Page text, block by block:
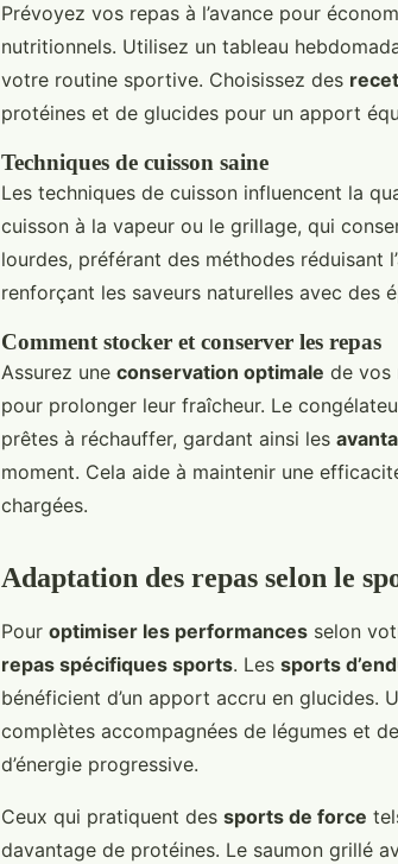
Prévoyez vos repas à l’avance pour
nutritionnels. Utilisez un tableau
votre routine sportive. Choisissez des
protéines et de glucides pour un apport
Techniques de cuisson saine
Les techniques de cuisson influencent la
cuisson à la vapeur ou le grillage, qui
lourdes, préférant des méthodes réduisant
renforçant les saveurs naturelles avec des
Comment stocker et conserver les repas
Assurez une conservation optimale de vos
pour prolonger leur fraîcheur. Le
prêtes à réchauffer, gardant ainsi les
moment. Cela aide à maintenir une
chargées.
Adaptation des repas selon le
Pour optimiser les performances selon
repas spécifiques sports. Les sports
bénéficient d’un apport accru en glucides.
complètes accompagnées de légumes et
d’énergie progressive.
Ceux qui pratiquent des sports de force
davantage de protéines. Le saumon grillé